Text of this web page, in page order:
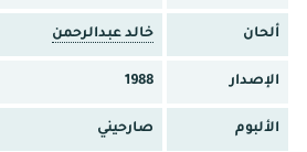
ألحان خالد عبدالرحمن
الإصدار 1988
الألبوم صارحيني